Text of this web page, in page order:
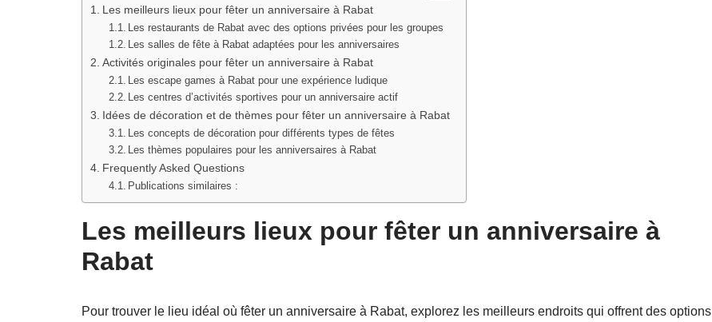
Les meilleurs lieux pour fêter un anniversaire à Rabat
Les restaurants de Rabat avec des options privées pour les groupes
Les salles de fête à Rabat adaptées pour les anniversaires
Activités originales pour fêter un anniversaire à Rabat
Les escape games à Rabat pour une expérience ludique
Les centres d’activités sportives pour un anniversaire actif
Idées de décoration et de thèmes pour fêter un anniversaire à Rabat
Les concepts de décoration pour différents types de fêtes
Les thèmes populaires pour les anniversaires à Rabat
Frequently Asked Questions
Publications similaires :
Les meilleurs lieux pour fêter un anniversaire à
Rabat
Pour trouver le lieu idéal où fêter un anniversaire à Rabat, explorez les meilleurs endroits qui offrent des options